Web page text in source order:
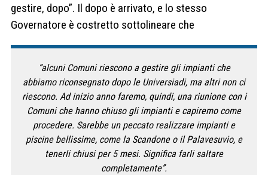
gestire, dopo”. Il dopo è arrivato, e lo stesso
Governatore è costretto sottolineare che
“alcuni Comuni riescono a gestire gli impianti che
abbiamo riconsegnato dopo le Universiadi, ma altri non ci
riescono. Ad inizio anno faremo, quindi, una riunione con i
Comuni che hanno chiuso gli impianti e capiremo come
procedere. Sarebbe un peccato realizzare impianti e
piscine bellissime, come la Scandone o il Palavesuvio, e
tenerli chiusi per 5 mesi. Significa farli saltare
completamente”.